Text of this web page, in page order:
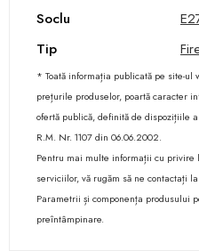
Soclu
Tip
* Toată informația publicată pe site-ul
prețurile produselor, poartă caracter
ofertă publică, definită de dispozițiile
R.M. Nr. 1107 din 06.06.2002.
Pentru mai multe informații cu privire
serviciilor, vă rugăm să ne contactați
Parametrii și componența produsului
preîntâmpinare.